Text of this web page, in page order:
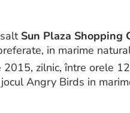
Sun Plaza Shopping
in marime
zilnic, între orele
Angry Birds in